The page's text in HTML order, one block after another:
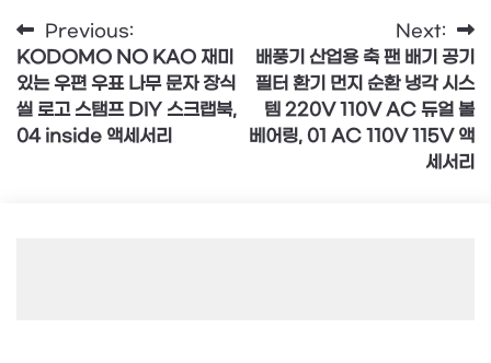
글
탐
색
Previous:
KODOMO NO KAO 재미
있는 우편 우표 나무 문자 장식
씰 로고 스탬프 DIY 스크랩북,
04 inside 액세서리
Next:
배풍기 산업용 축 팬 배기 공기
필터 환기 먼지 순환 냉각 시스
템 220V 110V AC 듀얼 볼
베어링, 01 AC 110V 115V 액
세서리